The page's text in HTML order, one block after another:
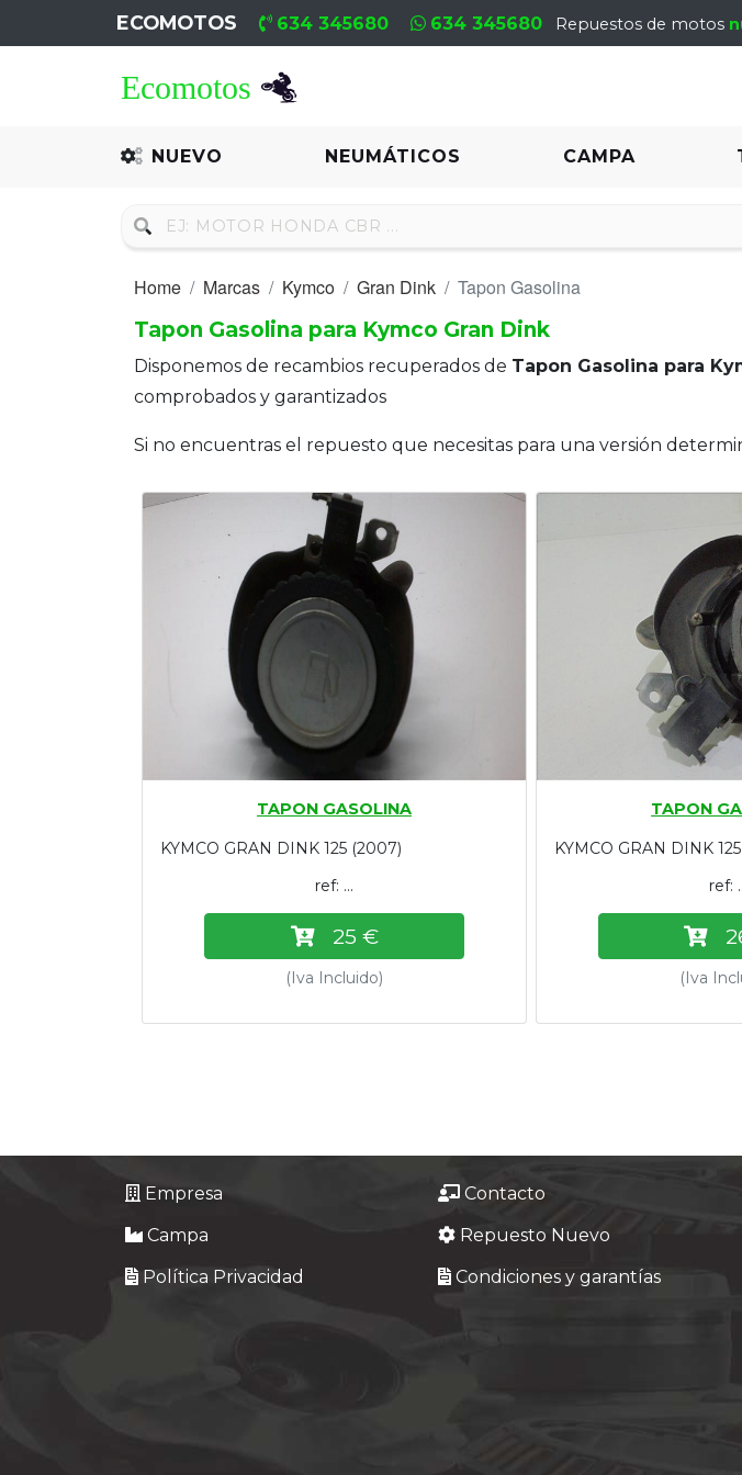
ECOMOTOS 634 345680 634 345680 Repuestos de motos
NUEVO NEUMÁTICOS CAMPA
Recambio
Neumáticos
Motores
Home Marcas Kymco Gran Dink
Tapon Gasolina
Tapon Gasolina para Kymco Gran Dink
Disponemos de recambios recuperados de Tapon Gasolina para
comprobados y garantizados
Si no encuentras el repuesto que necesitas para una versión
TAPON GASOLINA
KYMCO GRAN DINK 125 (2007)
ref: ...
25 €
(Iva Incluido)
TAPON
KYMCO GRAN DINK
ref:
(Iva
Empresa Contacto
Campa
Repuesto Nuevo
Política Privacidad
Condiciones y garantías